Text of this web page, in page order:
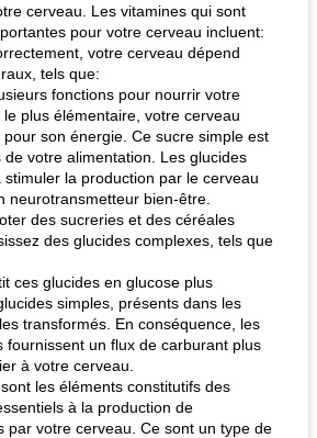
cerveau. Les vitamines qui sont
pour votre cerveau incluent:
votre cerveau dépend
tels que:
fonctions pour nourrir votre
plus élémentaire, votre cerveau
son énergie. Ce sucre simple est
votre alimentation. Les glucides
la production par le cerveau
neurotransmetteur bien-être.
des sucreries et des céréales
des glucides complexes, tels que
ces glucides en glucose plus
simples, présents dans les
transformés. En conséquence, les
fournissent un flux de carburant plus
à votre cerveau.
les éléments constitutifs des
à la production de
par votre cerveau. Ce sont un type de